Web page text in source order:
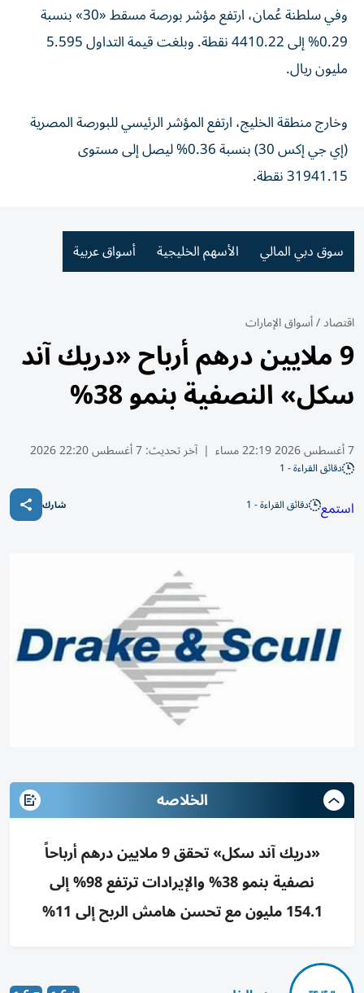
وفي سلطنة عُمان، ارتفع مؤشر بورصة مسقط «30» بنسبة
0.29% إلى 4410.22 نقطة. وبلغت قيمة التداول 5.595
مليون ريال.
وخارج منطقة الخليج، ارتفع المؤشر الرئيسي للبورصة المصرية
(إي جي إكس 30) بنسبة 0.36% ليصل إلى مستوى
31941.15 نقطة.
سوق دبي المالي الأسهم الخليجية أسواق عربية
اقتصاد/أسواق الإمارات
9 ملايين درهم أرباح «دريك آند
سكل» النصفية بنمو 38%
7 أغسطس 2026 22:19 مساء | آخر تحديث:7 أغسطس 22:20 2026
دقائق القراءة - 1
استمع دقائق القراءة - 1 شارك
الخلاصه
«دريك آند سكل» تحقق 9 ملايين درهم أرباحاً
نصفية بنمو 38% والإيرادات ترتفع 98% إلى
154.1 مليون مع تحسن هامش الربح إلى 11%